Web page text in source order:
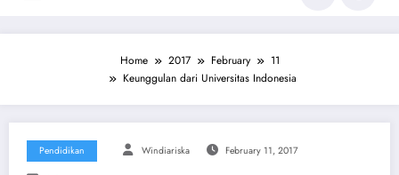
Home 2017 February
11
Keunggulan dari Universitas Indonesia
Pendidikan Windiariska February 11, 2017